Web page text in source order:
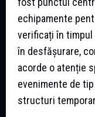
echipamente
verificați în
în desfășurare,
acorde o atenție
evenimente de
structuri